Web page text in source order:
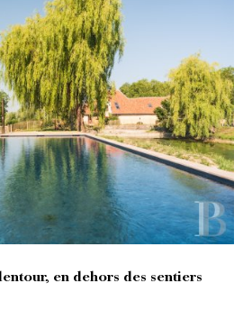
en dehors des sentiers